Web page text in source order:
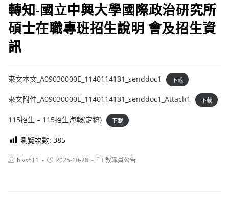
轉知-國立中興大學國際政治研究所
碩士在職專班招生說明 會及招生資
訊
來文本文_A09030000E_1140114131_senddoc1 下載
來文附件_A09030000E_1140114131_senddoc1_Attach1 下載
115招生 – 115招生海報(定稿) 下載
瀏覽次數: 385
Posthlvs611
Post2025-10-28
Post教職員公告